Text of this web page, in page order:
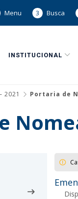
Menu 3 Busca
INSTITUCIONAL
2021 Portaria de